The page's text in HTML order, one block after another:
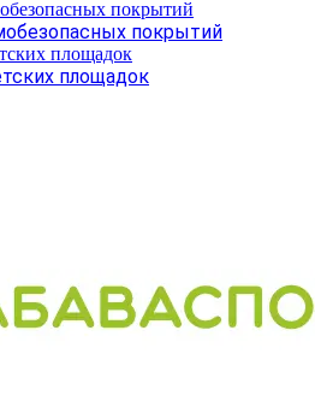
покрытий
площадок